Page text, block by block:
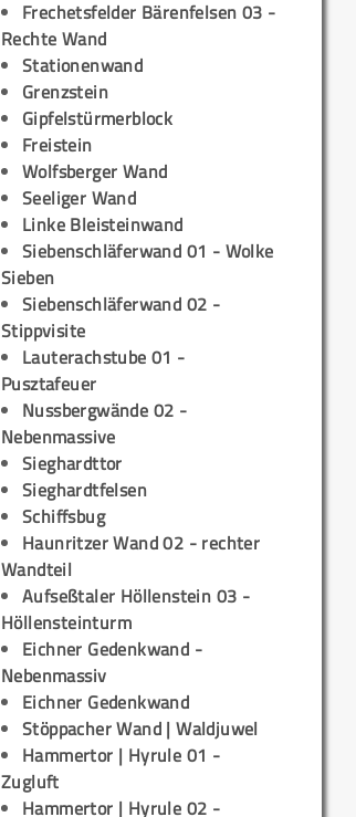
Frechetsfelder Bärenfelsen 03 -
Rechte Wand
Stationenwand
Grenzstein
Gipfelstürmerblock
Freistein
Wolfsberger Wand
Seeliger Wand
Linke Bleisteinwand
Siebenschläferwand 01 - Wolke
Sieben
Siebenschläferwand 02 -
Stippvisite
Lauterachstube 01 -
Pusztafeuer
Nussbergwände 02 -
Nebenmassive
Sieghardttor
Sieghardtfelsen
Schiffsbug
Haunritzer Wand 02 - rechter
Wandteil
Aufseßtaler Höllenstein 03 -
Höllensteinturm
Eichner Gedenkwand -
Nebenmassiv
Eichner Gedenkwand
Stöppacher Wand | Waldjuwel
Hammertor | Hyrule 01 -
Zugluft
Hammertor | Hyrule 02 -